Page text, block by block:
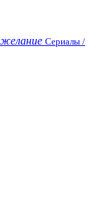
Сериалы /